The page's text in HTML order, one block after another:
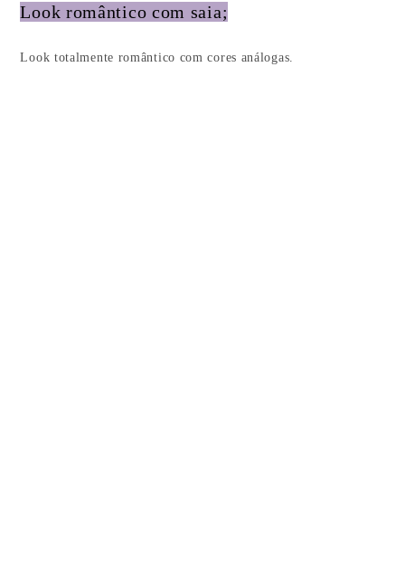
Look romântico com saia;
Look totalmente romântico com cores análogas.